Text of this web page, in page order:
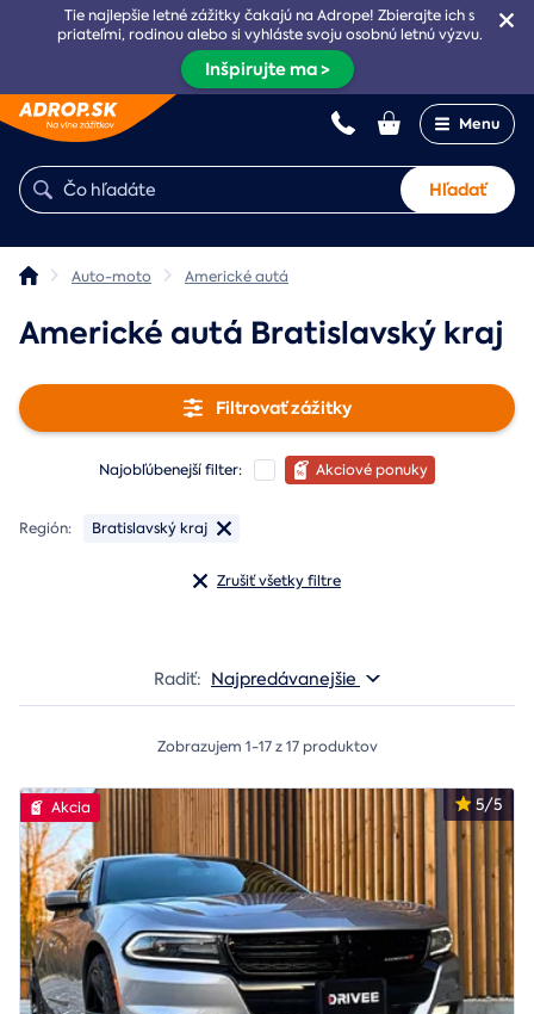
Tie najlepšie letné zážitky čakajú na Adrope! Zbierajte ich s
priateľmi, rodinou alebo si vyhláste svoju osobnú letnú výzvu.
Inšpirujte ma >
Menu
Hľadať
Auto-moto Americké autá
Americké autá Bratislavský kraj
Filtrovať zážitky
Najobľúbenejší filter: Akciové ponuky
Región: Bratislavský kraj
Zrušiť všetky filtre
Radiť: Najpredávanejšie
Zobrazujem 1-17 z 17 produktov
5/5
Akcia